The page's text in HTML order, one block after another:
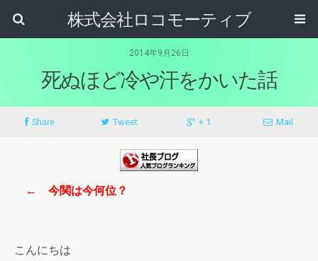
株式会社ロコモーティブ
2014年9月26日
死ぬほど冷や汗をかいた話
Share Tweet + 1 Mail
← 今関は今何位？
こんにちは